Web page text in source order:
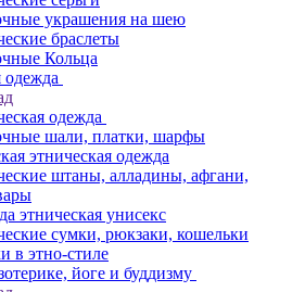
украшения на шею
браслеты
Кольца
одежда
одежда
шали, платки, шарфы
этническая одежда
штаны, алладины, афгани,
этническая унисекс
сумки, рюкзаки, кошельки
в этно-стиле
йоге и буддизму